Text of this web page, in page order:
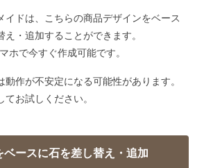
イドは、こちらの商品デザインをベース
・追加することができます。
ホで今すぐ作成可能です。
作が不安定になる可能性があります。
お試しください。